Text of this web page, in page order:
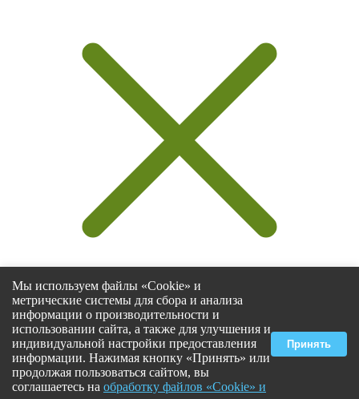
Мы используем файлы «Cookie» и
метрические системы для сбора и анализа
информации о производительности и
использовании сайта, а также для улучшения и
индивидуальной настройки предоставления
информации. Нажимая кнопку «Принять» или
продолжая пользоваться сайтом, вы
соглашаетесь на обработку файлов «Cookie» и
Принять
Select at least 2 products
to compare
Смотреть сравнение